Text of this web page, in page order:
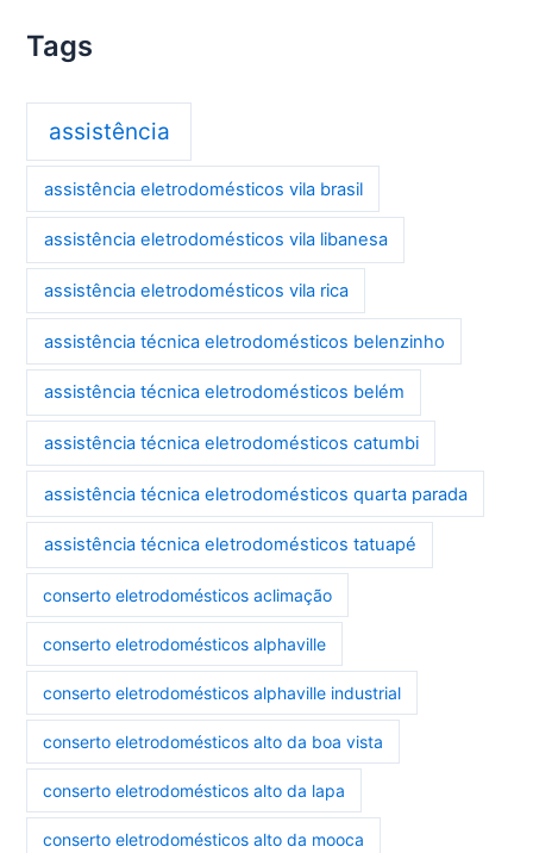
Tags
assistência
assistência eletrodomésticos vila brasil
assistência eletrodomésticos vila libanesa
assistência eletrodomésticos vila rica
assistência técnica eletrodomésticos belenzinho
assistência técnica eletrodomésticos belém
assistência técnica eletrodomésticos catumbi
assistência técnica eletrodomésticos quarta parada
assistência técnica eletrodomésticos tatuapé
conserto eletrodomésticos aclimação
conserto eletrodomésticos alphaville
conserto eletrodomésticos alphaville industrial
conserto eletrodomésticos alto da boa vista
conserto eletrodomésticos alto da lapa
conserto eletrodomésticos alto da mooca